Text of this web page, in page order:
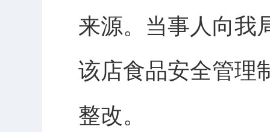
来源。当事人向我
该店食品安全管理
整改。